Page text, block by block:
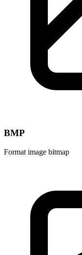
BMP
Format image bitmap